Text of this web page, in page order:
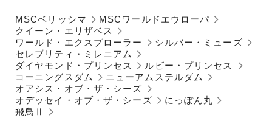
MSCベリッシマ
MSCワールドエウローパ
クイーン・エリザベス
ワールド・エクスプローラー
シルバー・ミューズ
セレブリティ・ミレニアム
ダイヤモンド・プリンセス
ルビー・プリンセス
コーニングスダム
ニューアムステルダム
オアシス・オブ・ザ・シーズ
オデッセイ・オブ・ザ・シーズ
にっぽん丸
飛鳥Ⅱ